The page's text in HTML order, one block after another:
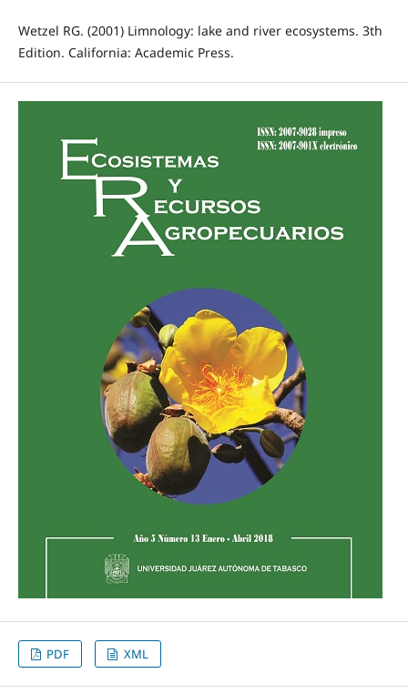
Wetzel RG. (2001) Limnology: lake and river ecosystems. 3th
Edition. California: Academic Press.
PDF XML